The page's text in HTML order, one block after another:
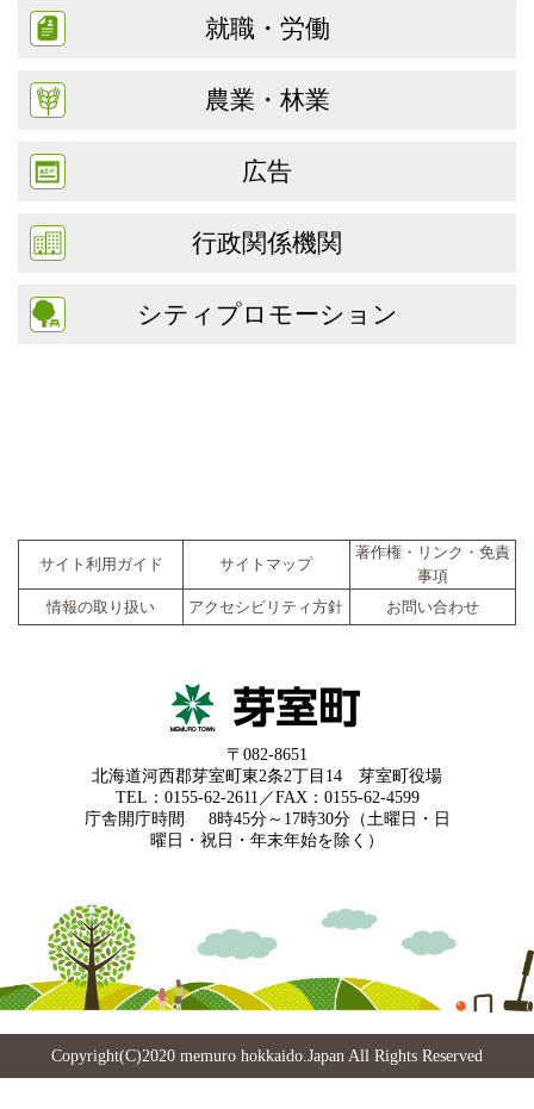
就職・労働
農業・林業
広告
行政関係機関
シティプロモーション
サイト利用ガイド サイトマップ
著作権・リンク・免責
事項
情報の取り扱い
アクセシビリティ方針 お問い合わせ
〒082-8651
北海道河西郡芽室町東2条2丁目14 芽室町役場
TEL：0155-62-2611／FAX：0155-62-4599
庁舎開庁時間
8時45分～17時30分（土曜日・日
曜日・祝日・年末年始を除く）
Copyright(C)2020 memuro hokkaido.Japan All Rights Reserved